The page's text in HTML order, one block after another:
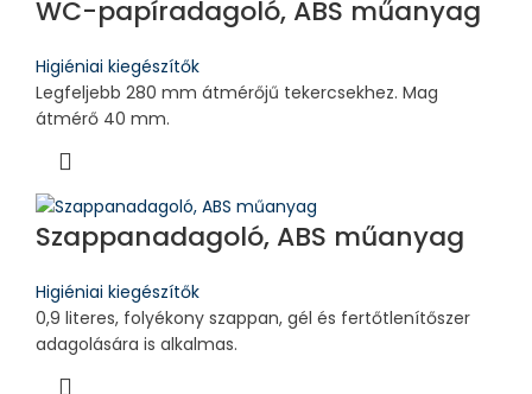
WC-papíradagoló, ABS műanyag
Higiéniai kiegészítők
Legfeljebb 280 mm átmérőjű tekercsekhez. Mag
átmérő 40 mm.
Szappanadagoló, ABS műanyag
Higiéniai kiegészítők
0,9 literes, folyékony szappan, gél és fertőtlenítőszer
adagolására is alkalmas.